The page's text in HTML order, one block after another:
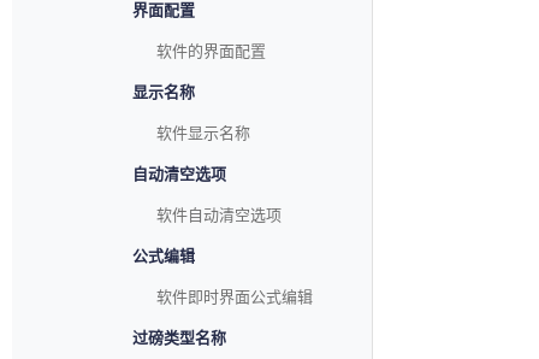
界面配置
软件的界面配置
显示名称
软件显示名称
自动清空选项
软件自动清空选项
公式编辑
软件即时界面公式编辑
过磅类型名称